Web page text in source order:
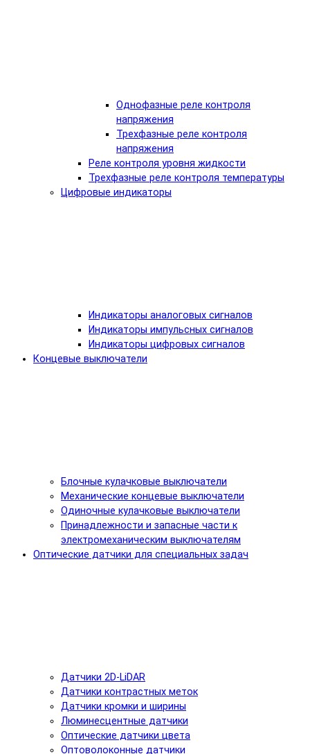
Однофазные реле контроля
напряжения
Трехфазные реле контроля
напряжения
Реле контроля уровня жидкости
Трехфазные реле контроля температуры
Цифровые индикаторы
Индикаторы аналоговых сигналов
Индикаторы импульсных сигналов
Индикаторы цифровых сигналов
Концевые выключатели
Блочные кулачковые выключатели
Механические концевые выключатели
Одиночные кулачковые выключатели
Принадлежности и запасные части к
электромеханическим выключателям
Оптические датчики для специальных задач
Датчики 2D-LiDAR
Датчики контрастных меток
Датчики кромки и ширины
Люминесцентные датчики
Оптические датчики цвета
Оптоволоконные датчики